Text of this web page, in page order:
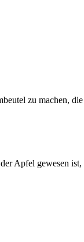
zu machen,
Apfel gewesen ist,